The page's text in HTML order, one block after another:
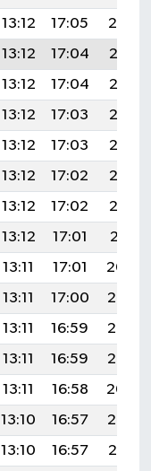
13:12 17:05
20:19
13:12 17:04
20:18
13:12 17:04
20:17
13:12 17:03
20:16
13:12 17:03
20:15
13:12 17:02
20:13
13:12 17:02
20:12
13:12 17:01
20:11
13:11 17:01
20:09
13:11 17:00
20:08
13:11 16:59
20:07
13:11 16:59
20:05
13:11 16:58
20:04
13:10 16:57
20:03
13:10 16:57
20:01